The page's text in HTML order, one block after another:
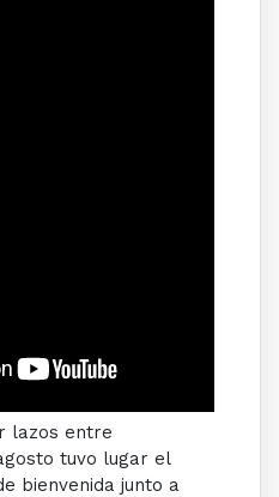
lazos entre
tuvo lugar el
bienvenida junto a